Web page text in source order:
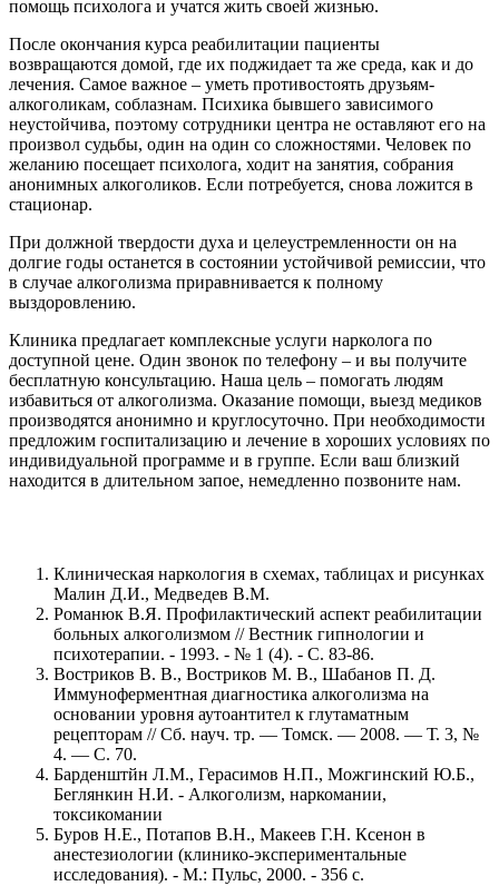
помощь психолога и учатся жить своей жизнью.
После окончания курса реабилитации пациенты
возвращаются домой, где их поджидает та же среда, как и до
лечения. Самое важное – уметь противостоять друзьям-
алкоголикам, соблазнам. Психика бывшего зависимого
неустойчива, поэтому сотрудники центра не оставляют его на
произвол судьбы, один на один со сложностями. Человек по
желанию посещает психолога, ходит на занятия, собрания
анонимных алкоголиков. Если потребуется, снова ложится в
стационар.
При должной твердости духа и целеустремленности он на
долгие годы останется в состоянии устойчивой ремиссии, что
в случае алкоголизма приравнивается к полному
выздоровлению.
Клиника предлагает комплексные услуги нарколога по
доступной цене. Один звонок по телефону – и вы получите
бесплатную консультацию. Наша цель – помогать людям
избавиться от алкоголизма. Оказание помощи, выезд медиков
производятся анонимно и круглосуточно. При необходимости
предложим госпитализацию и лечение в хороших условиях по
индивидуальной программе и в группе. Если ваш близкий
находится в длительном запое, немедленно позвоните нам.
Клиническая наркология в схемах, таблицах и рисунках
Малин Д.И., Медведев В.М.
Романюк В.Я. Профилактический аспект реабилитации
больных алкоголизмом // Вестник гипнологии и
психотерапии. - 1993. - № 1 (4). - С. 83-86.
Востриков В. В., Востриков М. В., Шабанов П. Д.
Иммуноферментная диагностика алкоголизма на
основании уровня аутоантител к глутаматным
рецепторам // Сб. науч. тр. — Томск. — 2008. — Т. 3, №
4. — С. 70.
Барденштйн Л.М., Герасимов Н.П., Можгинский Ю.Б.,
Беглянкин Н.И. - Алкоголизм, наркомании,
токсикомании
Буров Н.Е., Потапов В.Н., Макеев Г.Н. Ксенон в
анестезиологии (клинико-экспериментальные
исследования). - М.: Пульс, 2000. - 356 с.